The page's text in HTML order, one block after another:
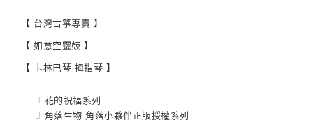
【 台灣古箏專賣 】
【 如意空靈鼓 】
【 卡林巴琴 拇指琴 】
花的祝福系列
角落生物 角落小夥伴正版授權系列